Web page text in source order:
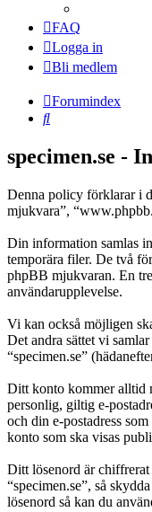
FAQ
Logga in
Bli medlem
Forumindex
Sök
specimen.se -
Denna policy förklarar i
mjukvara”,
Din information samlas
temporära filer. De två
phpBB mjukvaran. En
användarupplevelse.
Vi kan också möjligen
Det andra sättet vi
“specimen.se”
Ditt konto kommer alltid
personlig, giltig e-
och din e-postadress
konto som ska visas
Ditt lösenord är chiffrerat
“specimen.se”, så
lösenord så kan du